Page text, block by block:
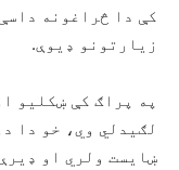
کې دا څراغونه
زیارتونو ډیوې.
په پراګ کې ښکلیو
لګیدلي وي، خو دا
ښایست ولري او